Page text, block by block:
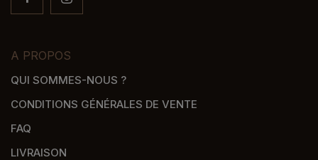
A PROPOS
QUI SOMMES-NOUS ?
CONDITIONS GÉNÉRALES DE VENTE
FAQ
LIVRAISON